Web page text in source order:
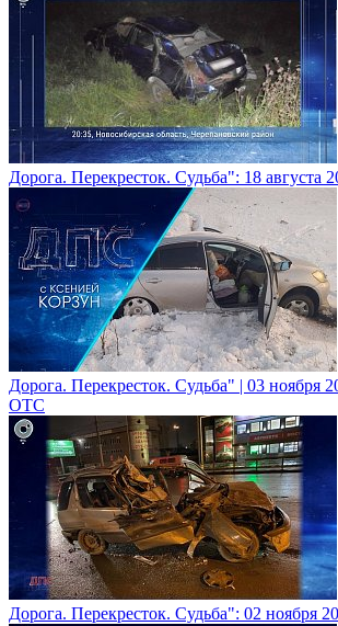
Дорога. Перекресток. Судьба": 18 августа
Дорога. Перекресток. Судьба" | 03 ноября
ОТС
Дорога. Перекресток. Судьба": 02 ноября